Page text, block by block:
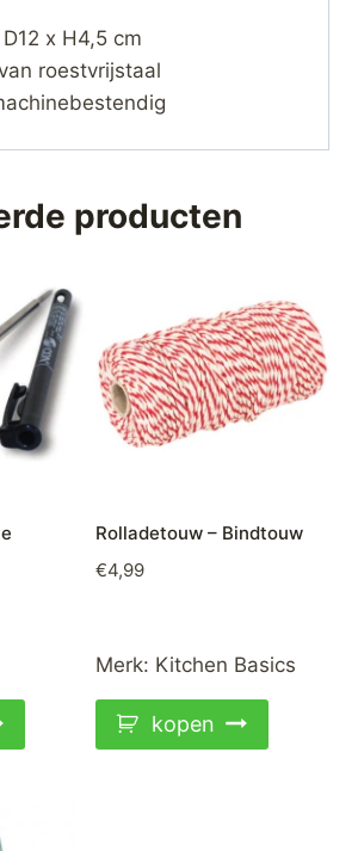
x H4,5 cm
roestvrijstaal
producten
Rolladetouw – Bindtouw
€4,99
Merk: Kitchen Basics
kopen